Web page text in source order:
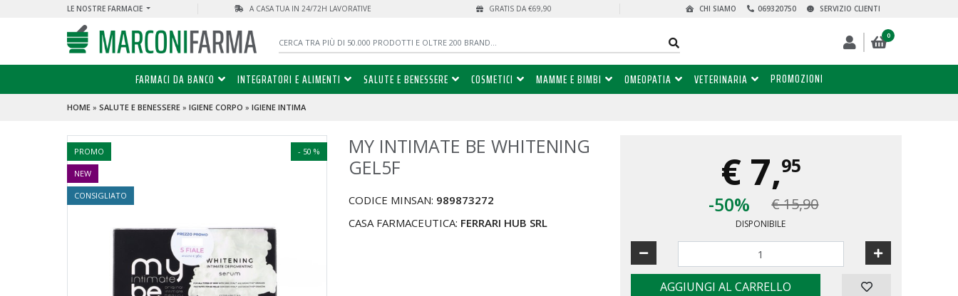
LE NOSTRE FARMACIE A CASA TUA IN 24/72H LAVORATIVE GRATIS DA €69,90 SERVIZIO CLIENTI
069320750
CHI SIAMO
0
FARMACI DA BANCO INTEGRATORI E ALIMENTI SALUTE E BENESSERE COSMETICI MAMME E BIMBI OMEOPATIA VETERINARIA PROMOZIONI
HOME» SALUTE E BENESSERE» IGIENE CORPO » IGIENE INTIMA
- 50 %
PROMO
NEW
CONSIGLIATO
MY INTIMATE BE WHITENING
GEL5F
CODICE MINSAN: 989873272
CASA FARMACEUTICA: FERRARI HUB SRL
€ 7,95
-50%
€ 15,90
DISPONIBILE
AGGIUNGI AL CARRELLO